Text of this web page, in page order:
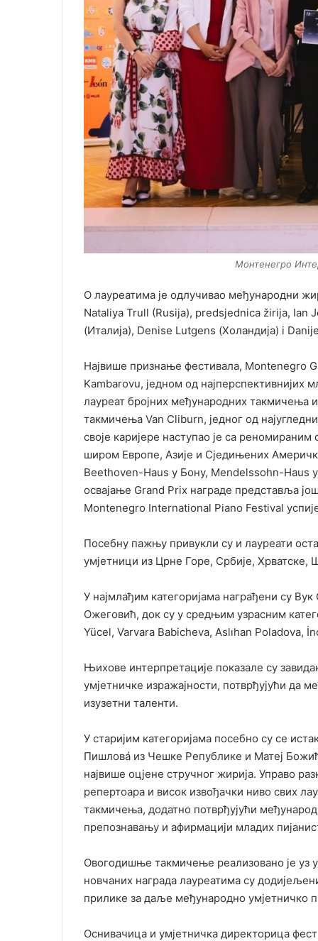
Монтенегро
О лауреатима је одлучивао међународни
Nataliya Trull (Rusija), predsjednica žirija, Ian
(Италија), Denise Lutgens (Холандија) i
Највише признање фестивала, Montenegro
Kambarovu, једном од најперспективнијих
лауреат бројних међународних такмичења
такмичења Van Cliburn, једног од
своје каријере наступао је са
широм Европе, Азије и Сједињених
Beethoven-Haus у Бону, Mendelssohn-Haus
освајање Grand Prix награде представља
Montenegro International Piano Festival
Посебну пажњу привукли су и лауреати
умјетници из Црне Горе, Србије, Хрватске,
У најмлађим категоријама награђени су
Ожеговић, док су у средњим узрасним
Yücel, Varvara Babicheva, Aslıhan Poladova,
Њихове интерпретације показале су
умјетничке изражајности, потврђујући да
изузетни таленти.
У старијим категоријама посебно су се
Пишловá из Чешке Републике и Матеј Божић
највише оцјене стручног жирија. Управо
репертоара и висок извођачки ниво свих
такмичења, додатно потврђујући
препознавању и афирмацији младих
Овогодишње такмичење реализовано је уз
новчаних награда лауреатима су
прилике за даље међународно умјетничко
Оснивачица и умјетничка директорица